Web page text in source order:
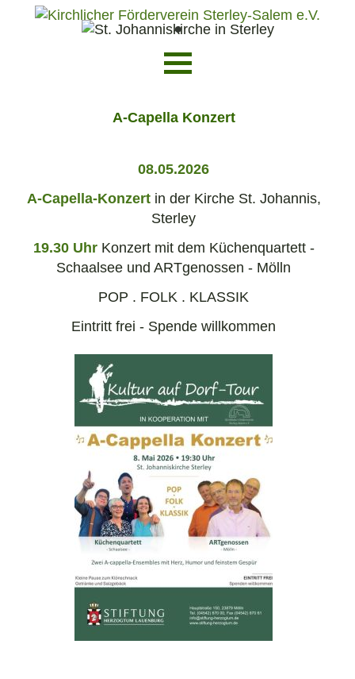
•
A-Capella Konzert
08.05.2026
A-Capella-Konzert in der Kirche St. Johannis,
Sterley
19.30 UhrKonzert mit dem Küchenquartett -
Schaalsee und ARTgenossen - Mölln
POP . FOLK . KLASSIK
Eintritt frei - Spende willkommen